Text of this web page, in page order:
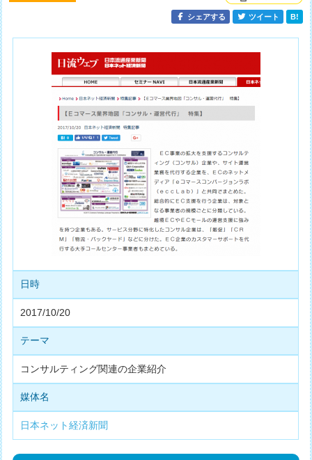
シェアする ツイート B!
日時
2017/10/20
テーマ
コンサルティング関連の企業紹介
媒体名
日本ネット経済新聞